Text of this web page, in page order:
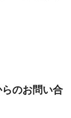
のお問い合